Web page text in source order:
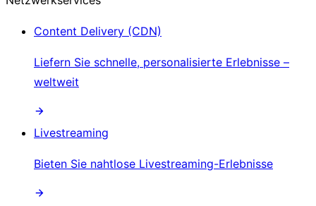
Content Delivery (CDN)
Liefern Sie schnelle, personalisierte Erlebnisse –
weltweit
Livestreaming
Bieten Sie nahtlose Livestreaming-Erlebnisse